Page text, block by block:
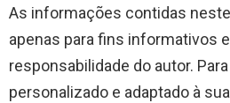
As informações contidas
apenas para fins informativos
responsabilidade do autor.
personalizado e adaptado à